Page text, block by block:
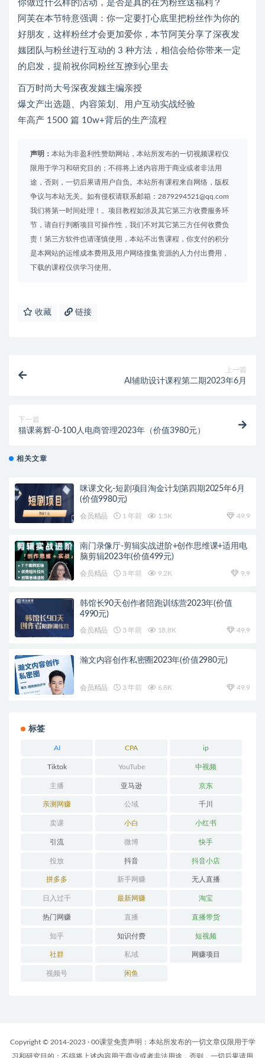
你做过什么样的活动，是否是真的在为粉丝送福利？
阿芙在本节特意强调：你一定要打心底里把粉丝作为你的
好朋友，这样粉丝才会更加爱你，本节阿芙分享了深夜发
媸团队与粉丝进行互动的 3 种方法，相信会给你带来一定
的启发，提前祝你同粉丝互撩到心里去
百万时尚大号深夜发媸主编亲授
爆文产出选题、内容策划、用户互动实战经验
年高产 1500 篇 10w+背后的生产流程
声明： 本站为非盈利性赞助网站，本站所发布的一切视频课程仅
限用于学习和研究目的；不得将上述内容用于商业或者非法用
途，否则，一切后果请用户自负。本站所有课程来自网络，版权
争议与本站无关。如有侵权请联系邮箱：2879294521@qq.com
我们将第一时间处理！。项目教程如涉及其它第三方收费服务环
节，请自行判断项目可操作性，我们不对其它第三方任何收费负
责！第三方软件也请谨慎使用，本站不出售课程，你支付的积分
是本网站的运维成本费用及用户网络搜集资源的人力付出费用，
下载的课程仅供学习使用。
收藏 链接
上一篇
AI辅助设计课程第二期2023年6月
下一篇
猫课蒋辉-0-100人电商管理2023年（价值3980元）
相关文章
咪课文化-短剧项目淘金计划第四期2025年6月
(价值9980元)
会员精品 1 年前 1.5K 49.9
南门录像厅-剪辑实战进阶+创作思维课+适用电
脑剪辑2023年(价值499元)
会员精品 3 年前 9.2K 9.9
韩馆长90天创作者陪跑训练营2023年(价值
4990元)
会员精品 3 年前 18.8K 49.9
瀚文内容创作私密圈2023年(价值2980元)
会员精品 3 年前 6.8K 49.9
标签
AI CPA ip
Tiktok YouTube 中视频
主播 亚马逊 京东
亲测网赚 公域 千川
卖课 小白 小红书
引流 微博 快手
投放 抖音 抖音小店
拼多多 新手网赚 无人直播
日入过千 最新网赚 淘宝
热门网赚 直播 直播带货
知乎 知识付费 短视频
社群 私域 网赚项目
视频号 闲鱼
Copyright © 2014-2023 · 00课堂免责声明：本站所发布的一切文章仅限用于学
习和研究目的；不得将上述内容用于商业或者非法用途，否则，一切后果请用